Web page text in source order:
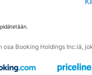
osa Booking Holdings Inc:iä,